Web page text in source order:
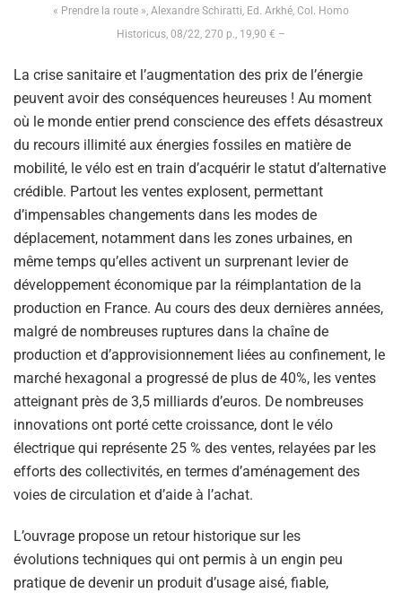
« Prendre la route », Alexandre Schiratti, Ed. Arkhé, Col. Homo
Historicus, 08/22, 270 p., 19,90 € –
La crise sanitaire et l’augmentation des prix de l’énergie
peuvent avoir des conséquences heureuses ! Au moment
où le monde entier prend conscience des effets désastreux
du recours illimité aux énergies fossiles en matière de
mobilité, le vélo est en train d’acquérir le statut d’alternative
crédible. Partout les ventes explosent, permettant
d’impensables changements dans les modes de
déplacement, notamment dans les zones urbaines, en
même temps qu’elles activent un surprenant levier de
développement économique par la réimplantation de la
production en France. Au cours des deux dernières années,
malgré de nombreuses ruptures dans la chaîne de
production et d’approvisionnement liées au confinement, le
marché hexagonal a progressé de plus de 40%, les ventes
atteignant près de 3,5 milliards d’euros. De nombreuses
innovations ont porté cette croissance, dont le vélo
électrique qui représente 25 % des ventes, relayées par les
efforts des collectivités, en termes d’aménagement des
voies de circulation et d’aide à l’achat.
L’ouvrage propose un retour historique sur les
évolutions techniques qui ont permis à un engin peu
pratique de devenir un produit d’usage aisé, fiable,